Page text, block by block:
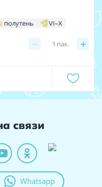
полутень VI–X
− +
1 пак.
связи
Whatsapp